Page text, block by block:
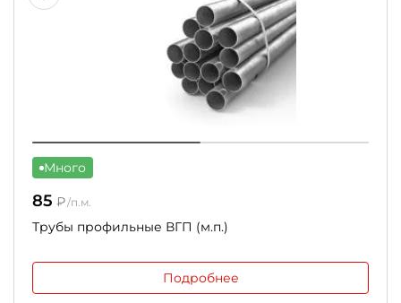
Много
85 ₽/п.м.
Трубы профильные ВГП (м.п.)
Подробнее